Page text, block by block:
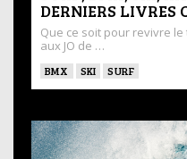
DERNIERS LIVRES
Que ce soit pour revivre
aux JO de …
BMX SKI SURF